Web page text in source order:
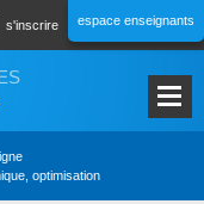
s'inscrire espace enseignants
optimisation